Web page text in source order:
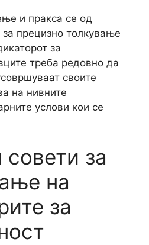
и пракса се од
прецизно толкување
за
треба редовно да
своите
на нивните
услови кои се
за
на
за